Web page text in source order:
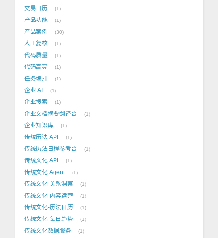
交易日历 1
产品功能 1
产品案例 30
人工复核 1
代码质量 1
代码高亮 1
任务编排 1
企业 AI 1
企业搜索 1
企业文档摘要翻译台 1
企业知识库 1
传统历法 API 1
传统历法日程参考台 1
传统文化 API 1
传统文化 Agent 1
传统文化-关系洞察 1
传统文化-内容运营 1
传统文化-历法日历 1
传统文化-每日趋势 1
传统文化数据服务 1